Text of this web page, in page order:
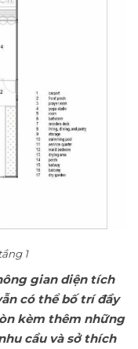
1
gian diện tích
có thể bố trí đầy
kèm thêm những
cầu và sở thích